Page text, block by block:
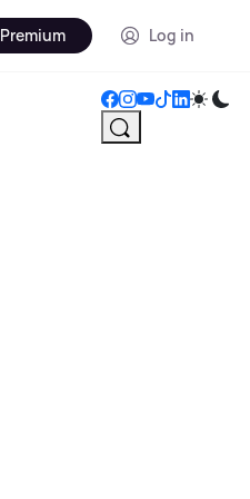
Premium Log in